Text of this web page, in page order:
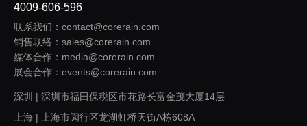
4009-606-596
联系我们：contact@corerain.com
销售联络：sales@corerain.com
媒体合作：media@corerain.com
展会合作：events@corerain.com
深圳 | 深圳市福田保税区市花路长富金茂大厦14层
上海 | 上海市闵行区龙湖虹桥天街A栋608A